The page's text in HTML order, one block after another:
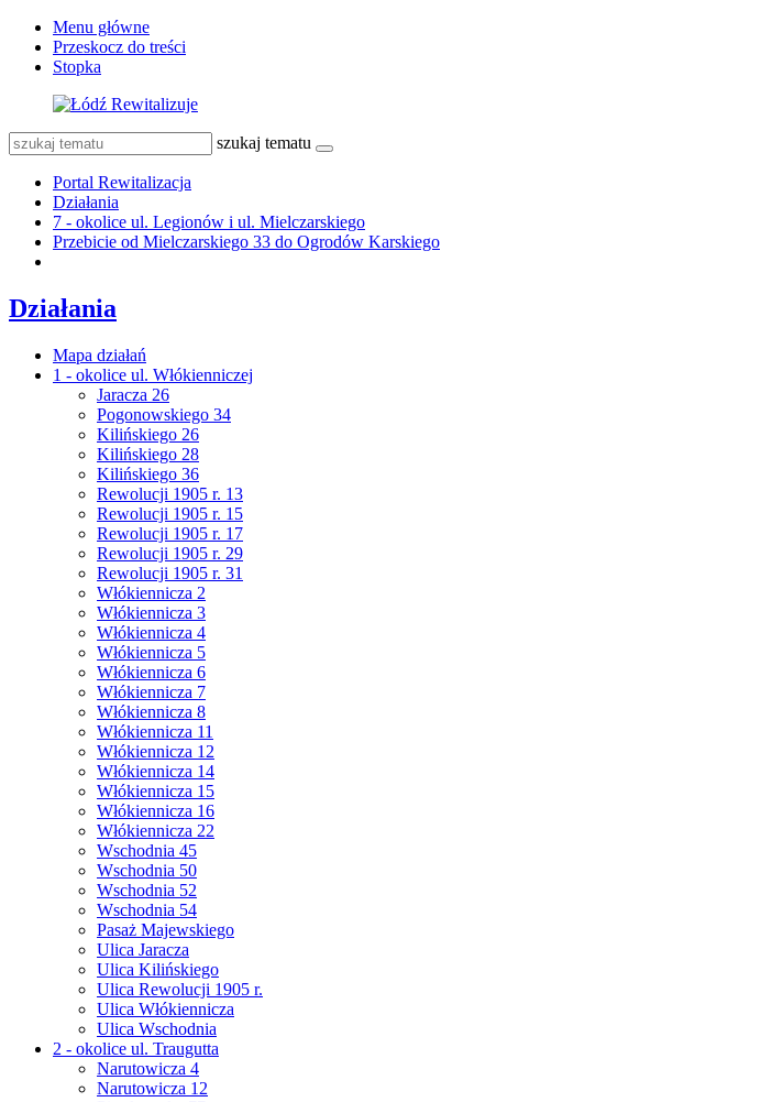
Menu główne
Przeskocz do treści
Stopka
szukaj tematu
Portal Rewitalizacja
Działania
7 - okolice ul. Legionów i ul. Mielczarskiego
Przebicie od Mielczarskiego 33 do Ogrodów Karskiego
Działania
Mapa działań
1 - okolice ul. Włókienniczej
Jaracza 26
Pogonowskiego 34
Kilińskiego 26
Kilińskiego 28
Kilińskiego 36
Rewolucji 1905 r. 13
Rewolucji 1905 r. 15
Rewolucji 1905 r. 17
Rewolucji 1905 r. 29
Rewolucji 1905 r. 31
Włókiennicza 2
Włókiennicza 3
Włókiennicza 4
Włókiennicza 5
Włókiennicza 6
Włókiennicza 7
Włókiennicza 8
Włókiennicza 11
Włókiennicza 12
Włókiennicza 14
Włókiennicza 15
Włókiennicza 16
Włókiennicza 22
Wschodnia 45
Wschodnia 50
Wschodnia 52
Wschodnia 54
Pasaż Majewskiego
Ulica Jaracza
Ulica Kilińskiego
Ulica Rewolucji 1905 r.
Ulica Włókiennicza
Ulica Wschodnia
2 - okolice ul. Traugutta
Narutowicza 4
Narutowicza 12